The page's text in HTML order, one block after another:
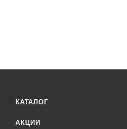
КАТАЛОГ
АКЦИИ